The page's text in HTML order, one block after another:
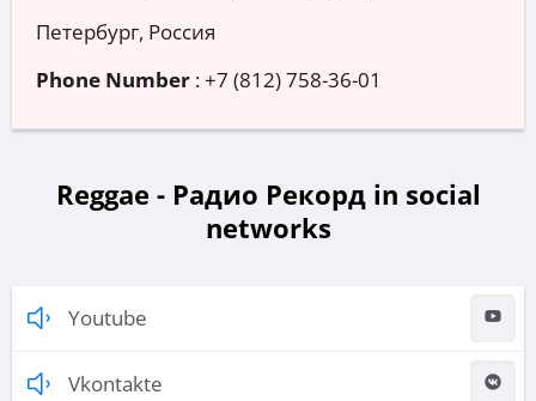
Петербург, Россия
Phone Number :+7 (812) 758-36-01
Reggae - Радио Рекорд in social
networks
Youtube
Vkontakte